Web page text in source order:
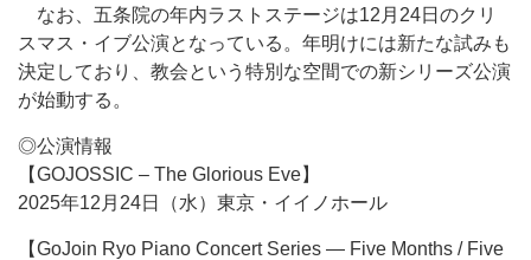
なお、五条院の年内ラストステージは12月24日のクリ
スマス・イブ公演となっている。年明けには新たな試みも
決定しており、教会という特別な空間での新シリーズ公演
が始動する。
◎公演情報
【GOJOSSIC – The Glorious Eve】
2025年12月24日（水）東京・イイノホール
【GoJoin Ryo Piano Concert Series — Five Months / Five